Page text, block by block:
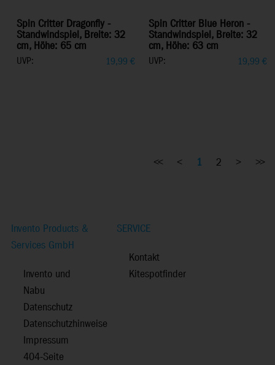
Spin Critter Dragonfly -
Standwindspiel, Breite: 32
cm, Höhe: 65 cm
UVP: 19,99 €
Spin Critter Blue Heron -
Standwindspiel, Breite: 32
cm, Höhe: 63 cm
UVP: 19,99 €
<< < 1 2 > >>
Invento Products &
Services GmbH
Invento und
Nabu
Datenschutz
Datenschutzhinweise
Impressum
404-Seite
SERVICE
Kontakt
Kitespotfinder